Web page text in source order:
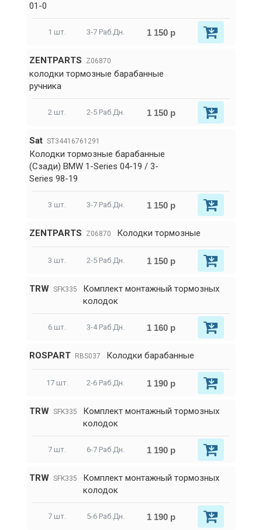
01-0
1 шт. 3-7 Раб.Дн. 1 150 р
ZENTPARTS Z06870
колодки тормозные барабанные
ручника
2 шт. 2-5 Раб.Дн. 1 150 р
Sat ST34416761291
Колодки тормозные барабанные
(Сзади) BMW 1-Series 04-19 / 3-
Series 98-19
3 шт. 3-7 Раб.Дн. 1 150 р
ZENTPARTS Z06870 Колодки тормозные
3 шт. 2-5 Раб.Дн. 1 150 р
TRW SFK335
Комплект монтажный тормозных
колодок
6 шт. 3-4 Раб.Дн. 1 160 р
ROSPART RBS037 Колодки барабанные
17 шт. 2-6 Раб.Дн. 1 190 р
TRW SFK335
Комплект монтажный тормозных
колодок
7 шт. 6-7 Раб.Дн. 1 190 р
TRW SFK335
Комплект монтажный тормозных
колодок
7 шт. 5-6 Раб.Дн. 1 190 р